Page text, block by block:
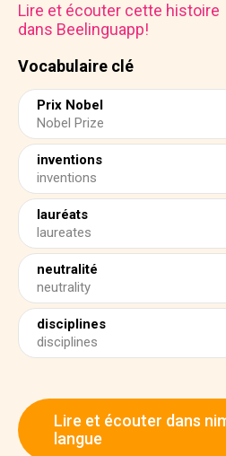
Vocabulaire clé
Prix Nobel
Nobel Prize
inventions
inventions
lauréats
laureates
neutralité
neutrality
disciplines
disciplines
Lire et écouter cette histoire
dans Beelinguapp!
Lire et écouter dans
langue